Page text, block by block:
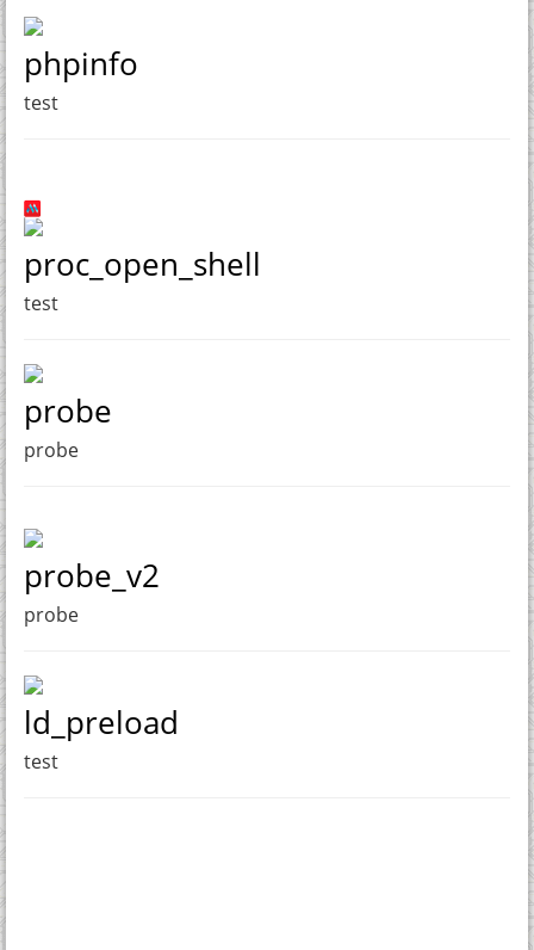
phpinfo
test
proc_open_shell
test
probe
probe
probe_v2
probe
ld_preload
test